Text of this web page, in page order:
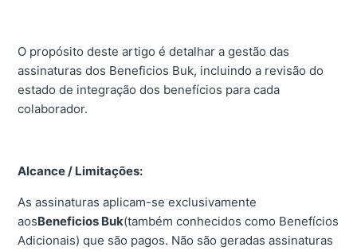
O propósito deste artigo é detalhar a gestão das
assinaturas dos Beneficios Buk, incluindo a revisão do
estado de integração dos benefícios para cada
colaborador.
Alcance / Limitações:
As assinaturas aplicam-se exclusivamente
aosBeneficios Buk(também conhecidos como Benefícios
Adicionais) que são pagos. Não são geradas assinaturas